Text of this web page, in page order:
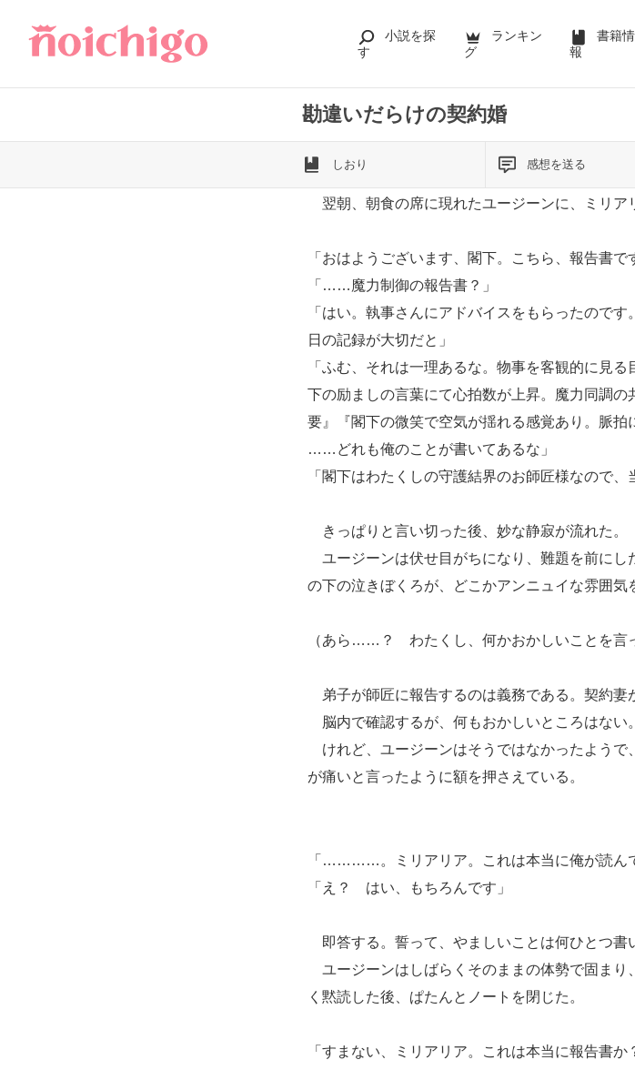
小説を探
す
ランキン
グ
書籍情
報
勘違いだらけの契約婚
しおり 感想を送る
翌朝、朝食の席に現れたユージーンに、ミリア
「おはようございます、閣下。こちら、報告書で
「……魔力制御の報告書？」
「はい。執事さんにアドバイスをもらったので
日の記録が大切だと」
「ふむ、それは一理あるな。物事を客観的に見
下の励ましの言葉にて心拍数が上昇。魔力同調
要』『閣下の微笑で空気が揺れる感覚あり。脈拍
……どれも俺のことが書いてあるな」
「閣下はわたくしの守護結界のお師匠様なので、
きっぱりと言い切った後、妙な静寂が流れた。
ユージーンは伏せ目がちになり、難題を前にし
の下の泣きぼくろが、どこかアンニュイな雰囲気
（あら……？ わたくし、何かおかしいことを言
弟子が師匠に報告するのは義務である。契約妻
脳内で確認するが、何もおかしいところはない。
けれど、ユージーンはそうではなかったようで
が痛いと言ったように額を押さえている。
「…………。ミリアリア。これは本当に俺が読ん
「え？ はい、もちろんです」
即答する。誓って、やましいことは何ひとつ書
ユージーンはしばらくそのままの体勢で固まり
く黙読した後、ぱたんとノートを閉じた。
「すまない、ミリアリア。これは本当に報告書